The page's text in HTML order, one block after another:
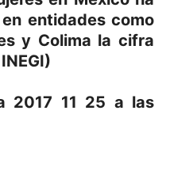
entidades como
y Colima la cifra